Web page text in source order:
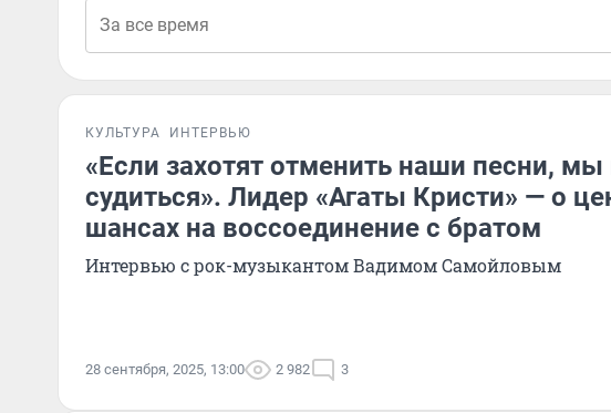
КУЛЬТУРА ИНТЕРВЬЮ
«Если захотят отменить наши песни,
судиться». Лидер «Агаты Кристи» — о
шансах на воссоединение с братом
Интервью с рок-музыкантом Вадимом Самойловым
28 сентября, 2025, 13:00 2 982 3